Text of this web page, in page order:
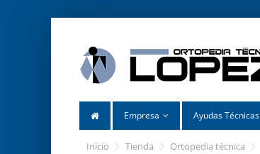
Empresa Ayudas Técnicas
inicio tienda ortopedia técnica